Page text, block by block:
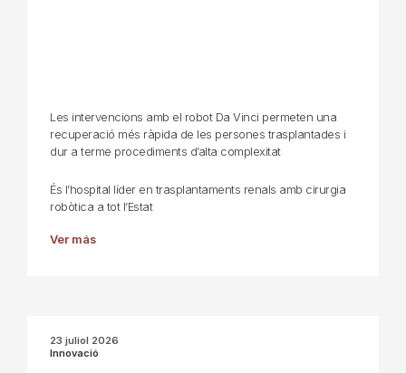
Les intervencions amb el robot Da Vinci permeten una
recuperació més ràpida de les persones trasplantades i
dur a terme procediments d’alta complexitat
És l’hospital líder en trasplantaments renals amb cirurgia
robòtica a tot l’Estat
Ver más
23 juliol 2026
Innovació